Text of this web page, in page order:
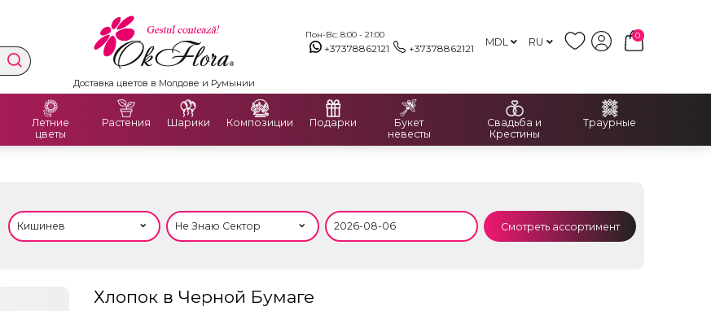
Пон-Вс: 8:00 - 21:00
+37378862121 +37378862121 MDL RU
0
Доставка цветов в Молдове и Румынии
Летние
цветы
Растения Шарики Композиции Подарки
Букет
невесты
Свадьба и
Крестины
Траурные
Смотреть ассортимент
Хлопок в Черной Бумаге